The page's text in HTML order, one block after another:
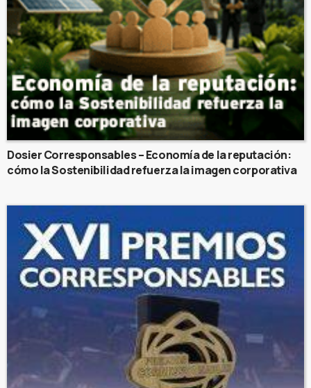
Dosier Corresponsables – Economía de la reputación:
cómo la Sostenibilidad refuerza la imagen corporativa